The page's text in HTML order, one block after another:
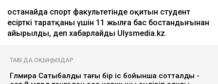
Қостанайда спорт факультетінде оқитын студент
есірткі таратқаны үшін 11 жылға бас бостандығынан
айырылды, деп хабарлайды Ulysmedia.kz.
ТАҒЫ ДА ОҚЫҢЫЗДАР
Гүлмира Сатыбалды тағы бір іс бойынша сотталды -